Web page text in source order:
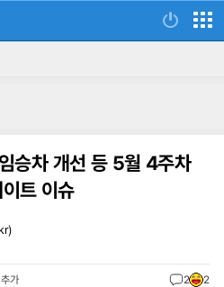
승차 개선 등 5월 4주차
트 이슈
)
가 2 2